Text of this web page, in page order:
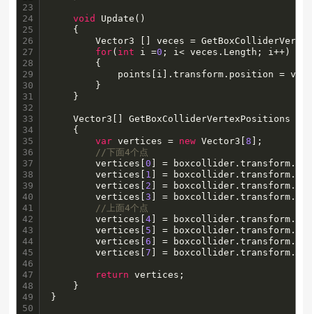
23
24
25
26
27
28
29
30
31
32
33
34
35
36
37
38
39
40
41
42
43
44
45
46
47
48
49
50
void
Update()
    {
Vector3 [] veces =
for( int i =0 ; i< veces.Length; i++)
        {
points[i].transform.position =
        }
    }
Vector3[] GetBoxColliderVertexPositions
    {
var vertices = new Vector3[8 ];
//下面4个点
        vertices[
0 ] =
        vertices[
1 ] =
        vertices[
2 ] =
        vertices[
3 ] =
//上面4个点
        vertices[
4 ] =
        vertices[
5 ] =
        vertices[
6 ] =
        vertices[
7 ] =
return vertices;
    }